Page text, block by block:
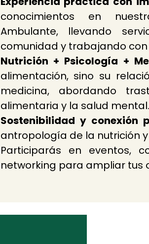
conocimientos en
Ambulante, llevando
comunidad y trabajando
Nutrición + Psicología +
alimentación, sino su
medicina, abordando
alimentaria y la salud mental.
Sostenibilidad y conexión
antropología de la nutrición
Participarás en eventos,
networking para ampliar tus